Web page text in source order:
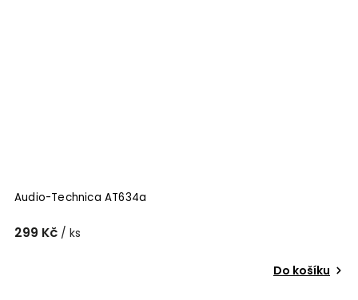
Audio-Technica AT634a
299 Kč / ks
Do košíku